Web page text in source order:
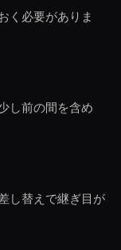
く必要がありま
し前の間を含め
し替えで継ぎ目が